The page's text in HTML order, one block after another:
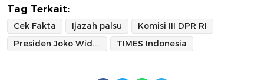
Tag Terkait:
Cek Fakta Ijazah palsu
Komisi III DPR RI
Presiden Joko Widodo
TIMES Indonesia